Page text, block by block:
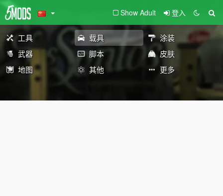
Show Adult 登入
工具 载具
涂装
武器
脚本
皮肤
地图
其他 更多